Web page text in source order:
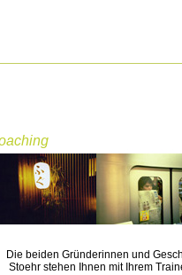
Die beiden Gründerinnen und
Stoehr stehen Ihnen mit Ihrem